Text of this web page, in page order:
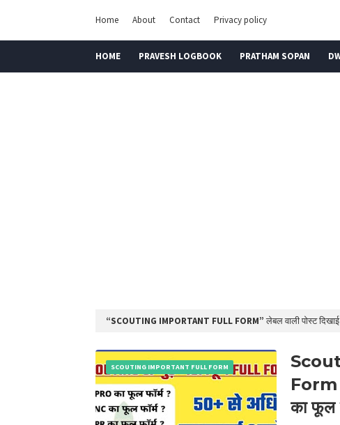
Home About Contact Privacy policy
HOME PRAVESH LOGBOOK PRATHAM SOPAN
SCOUTING IMPORTANT FULL FORM लेबल वाली पोस्ट
SCOUTING IMPORTANT FULL FORM
का फूल